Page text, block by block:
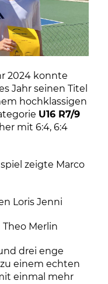
2024 konnte
Jahr seinen Titel
hochklassigen
U16 R7/9
mit 6:4, 6:4
zeigte Marco
Loris Jenni
Theo Merlin
drei enge
einem echten
einmal mehr